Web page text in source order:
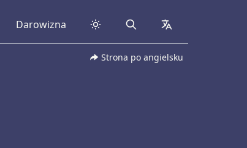
Darowizna Search collapsed
Strona po angielsku